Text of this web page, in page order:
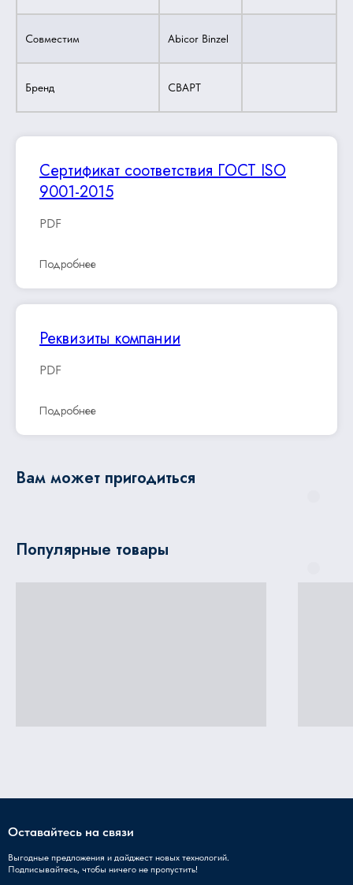
Совместим Abicor Binzel
Бренд СВАРТ
Сертификат соответствия ГОСТ ISO
9001-2015
PDF
Подробнее
Реквизиты компании
PDF
Подробнее
Вам может пригодиться
Популярные товары
Оставайтесь на связи
Выгодные предложения и дайджест новых технологий.
Подписывайтесь, чтобы ничего не пропустить!